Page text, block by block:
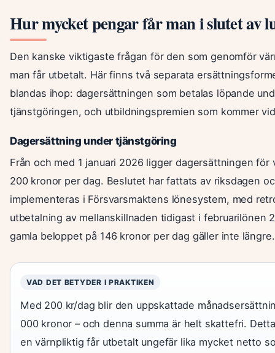
Hur mycket pengar får man i slutet av
Den kanske viktigaste frågan för den som genomför
man får utbetalt. Här finns två separata
blandas ihop: dagersättningen som betalas löpande
tjänstgöringen, och utbildningspremien som kommer
Dagersättning under tjänstgöring
Från och med 1 januari 2026 ligger dagersättningen för
200 kronor per dag. Beslutet har fattats av riksdagen
implementeras i Försvarsmaktens lönesystem, med
utbetalning av mellanskillnaden tidigast i februarilönen
gamla beloppet på 146 kronor per dag gäller inte längre.
VAD DET BETYDER I PRAKTIKEN
Med 200 kr/dag blir den uppskattade
000 kronor – och denna summa är helt skattefri.
en värnpliktig får utbetalt ungefär lika mycket netto